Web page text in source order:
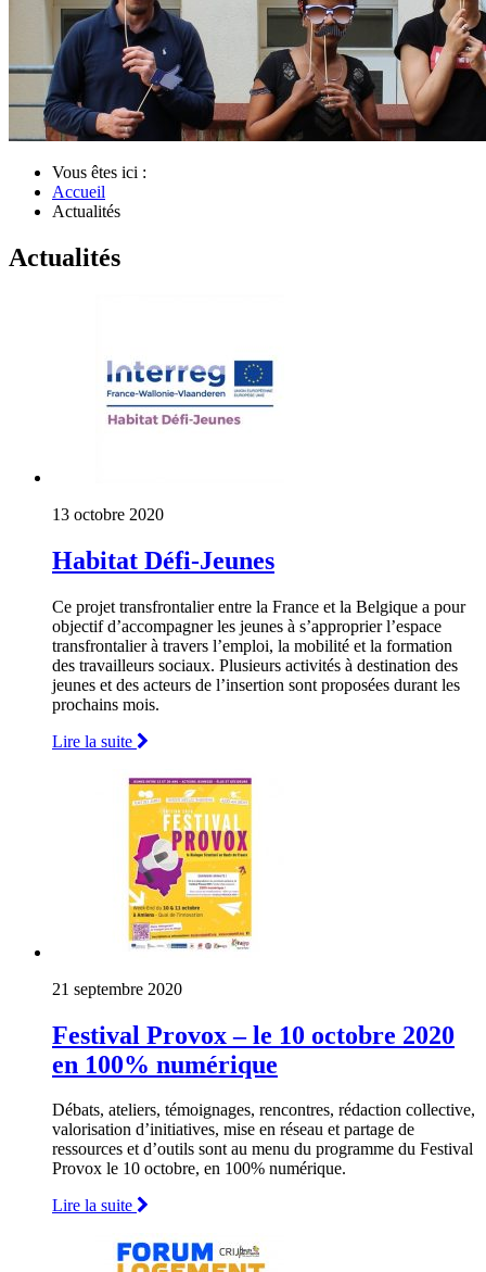
Vous êtes ici :
Accueil
Actualités
Actualités
13 octobre 2020
Habitat Défi-Jeunes
Ce projet transfrontalier entre la France et la Belgique a pour
objectif d’accompagner les jeunes à s’approprier l’espace
transfrontalier à travers l’emploi, la mobilité et la formation
des travailleurs sociaux. Plusieurs activités à destination des
jeunes et des acteurs de l’insertion sont proposées durant les
prochains mois.
Lire la suite
21 septembre 2020
Festival Provox – le 10 octobre 2020
en 100% numérique
Débats, ateliers, témoignages, rencontres, rédaction collective,
valorisation d’initiatives, mise en réseau et partage de
ressources et d’outils sont au menu du programme du Festival
Provox le 10 octobre, en 100% numérique.
Lire la suite